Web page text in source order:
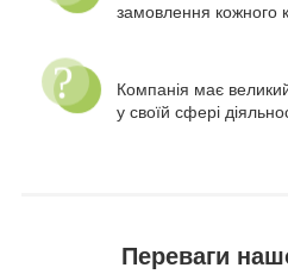
замовлення кожного
Компанія має
у своїй сфері
Переваги